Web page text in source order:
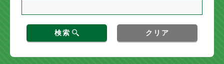
検索 クリア